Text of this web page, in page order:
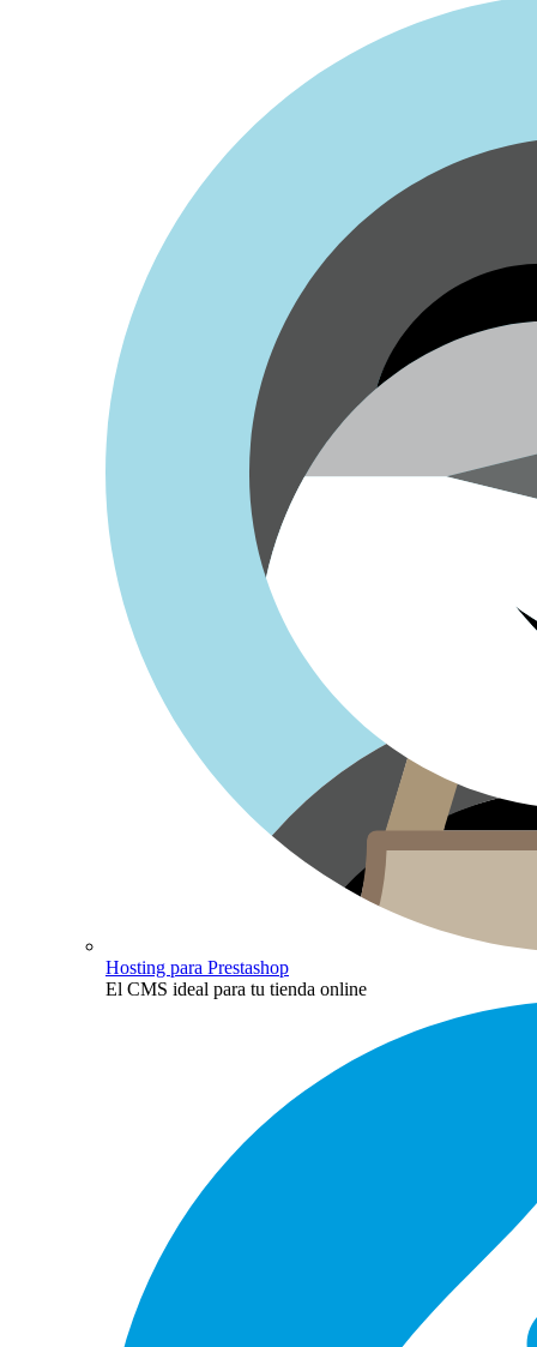
Hosting para Prestashop
El CMS ideal para tu tienda online